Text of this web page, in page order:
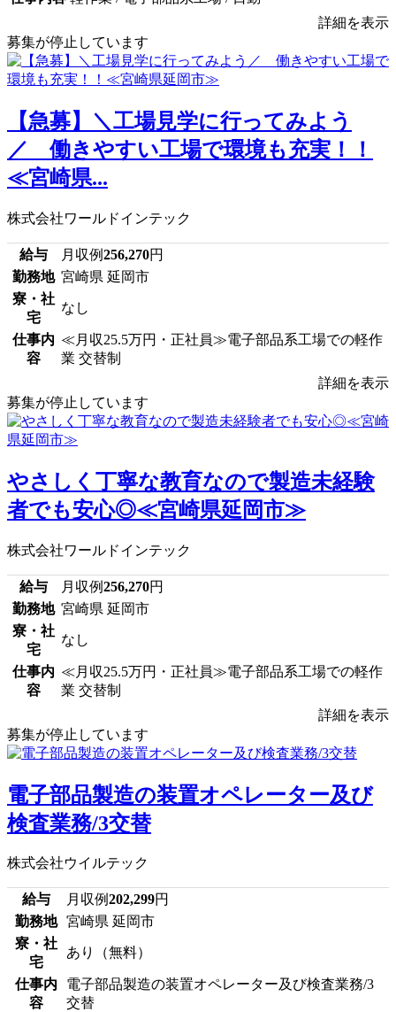
詳細を表示
募集が停止しています
【急募】＼工場見学に行ってみよう
／ 働きやすい工場で環境も充実！！
≪宮崎県...
株式会社ワールドインテック
給与 月収例256,270円
勤務地 宮崎県 延岡市
寮・社
宅
なし
仕事内
容
≪月収25.5万円・正社員≫電子部品系工場での軽作
業 交替制
詳細を表示
募集が停止しています
やさしく丁寧な教育なので製造未経験
者でも安心◎≪宮崎県延岡市≫
株式会社ワールドインテック
給与 月収例256,270円
勤務地 宮崎県 延岡市
寮・社
宅
なし
仕事内
容
≪月収25.5万円・正社員≫電子部品系工場での軽作
業 交替制
詳細を表示
募集が停止しています
電子部品製造の装置オペレーター及び
検査業務/3交替
株式会社ウイルテック
給与 月収例202,299円
勤務地 宮崎県 延岡市
寮・社
宅
あり（無料）
仕事内
容
電子部品製造の装置オペレーター及び検査業務/3
交替